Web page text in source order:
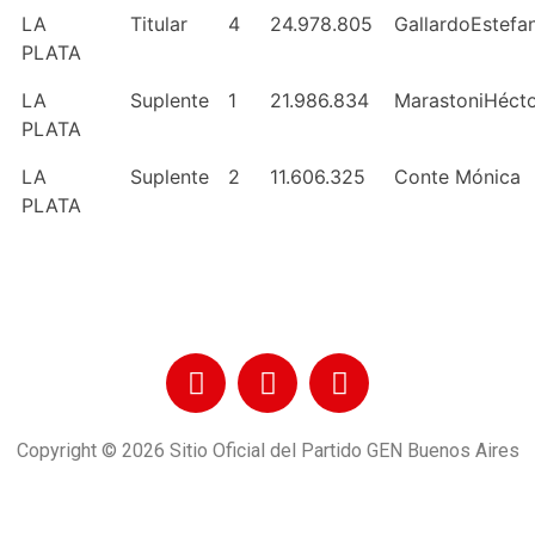
LA
PLATA
Titular 4 24.978.805
LA
PLATA
Suplente 1 21.986.834
LA
PLATA
Suplente 2 11.606.325 Conte Mónica
Copyright © 2026 Sitio Oficial del Partido GEN Buenos Aires